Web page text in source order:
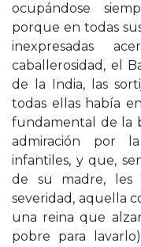
ocupándose
porque en todas
inexpresadas
caballerosidad, el
de la India, las
todas ellas había
fundamental de la
admiración por
infantiles, y que,
de su madre, les
severidad, aquella
una reina que
pobre para